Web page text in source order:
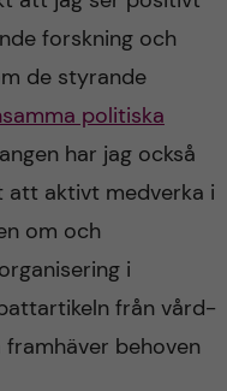
forskning och
de styrande
politiska
har jag också
aktivt medverka i
om och
i
från vård-
behoven